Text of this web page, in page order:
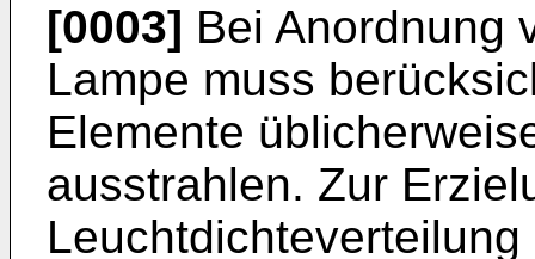
[0003] Bei Anordnung
Lampe muss
Elemente
ausstrahlen. Zur